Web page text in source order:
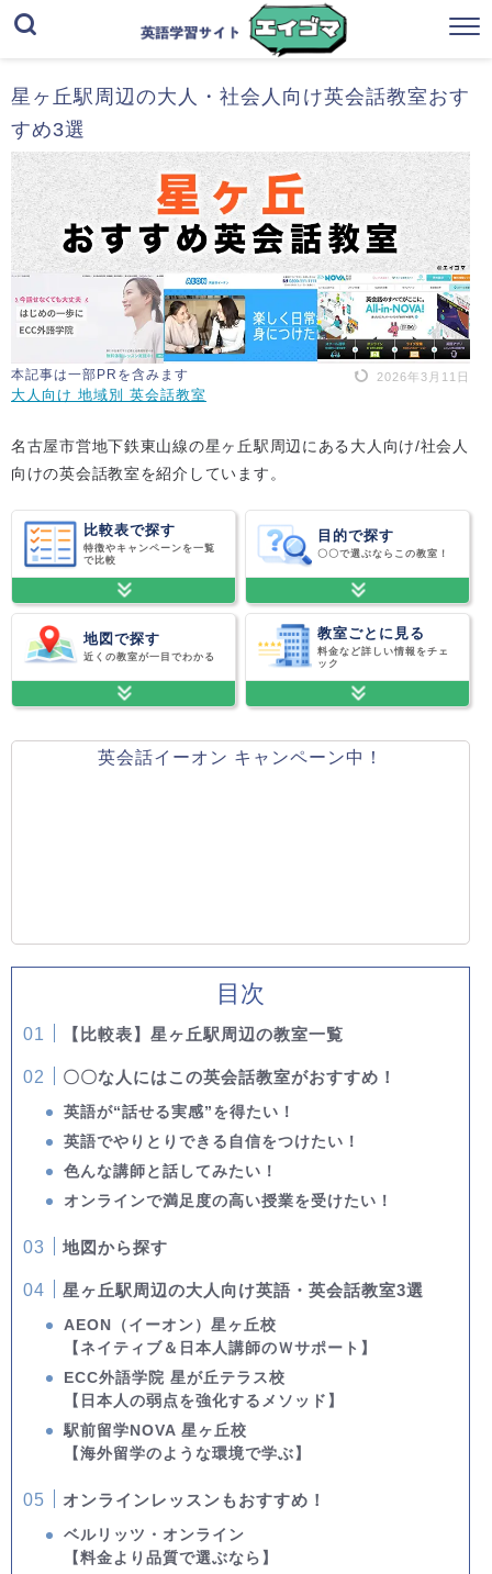
星ヶ丘駅周辺の大人・社会人向け英会話教室おす
すめ3選
本記事は一部PRを含みます 2026年3月11日
大人向け 地域別 英会話教室
名古屋市営地下鉄東山線の星ヶ丘駅周辺にある大人向け/社会人
向けの英会話教室を紹介しています。
比較表で探す
特徴やキャンペーンを一覧
で比較
目的で探す
〇〇で選ぶならこの教室！
地図で探す
近くの教室が一目でわかる
教室ごとに見る
料金など詳しい情報をチェ
ック
英会話イーオン キャンペーン中！
目次
【比較表】星ヶ丘駅周辺の教室一覧
〇〇な人にはこの英会話教室がおすすめ！
英語が“話せる実感”を得たい！
英語でやりとりできる自信をつけたい！
色んな講師と話してみたい！
オンラインで満足度の高い授業を受けたい！
地図から探す
星ヶ丘駅周辺の大人向け英語・英会話教室3選
AEON（イーオン）星ヶ丘校
【ネイティブ＆日本人講師のＷサポート】
ECC外語学院 星が丘テラス校
【日本人の弱点を強化するメソッド】
駅前留学NOVA 星ヶ丘校
【海外留学のような環境で学ぶ】
オンラインレッスンもおすすめ！
ベルリッツ・オンライン
【料金より品質で選ぶなら】